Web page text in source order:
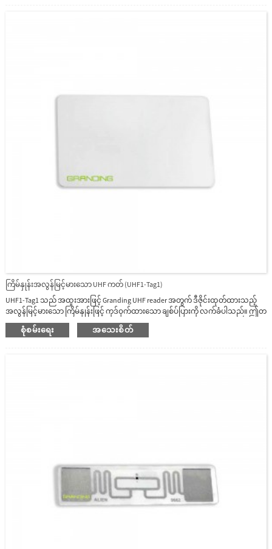
ကြိမ်နှုန်းအလွန်မြင့်မားသော UHF ကတ် (UHF1-Tag1)
UHF1-Tag1 သည် အထူးအားဖြင့် Granding UHF reader အတွက် ဒီဇိုင်းထုတ်ထားသည့်
အလွန်မြင့်မားသော ကြိမ်နှုန်းဖြင့် ကုဒ်ဝှက်ထားသော ချစ်ပ်ပြားကို လက်ခံပါသည်။ ဤတ
က်ဂ်သည် အလွန်ပါးလွှာသောကတ်ဖြစ်ပြီး သယ်ဆောင်ရလွယ်ကူပြီး ရှည်လျားသောစာ
ဖတ်ခြင်းအကွာအဝေးရှိပြီး ဝန်ထမ်းစီမံခန့်ခွဲမှုတွင် အသုံးချရန် ကောင်းမွန်သောရွေးချယ်
စုံစမ်းရေး အသေးစိတ်